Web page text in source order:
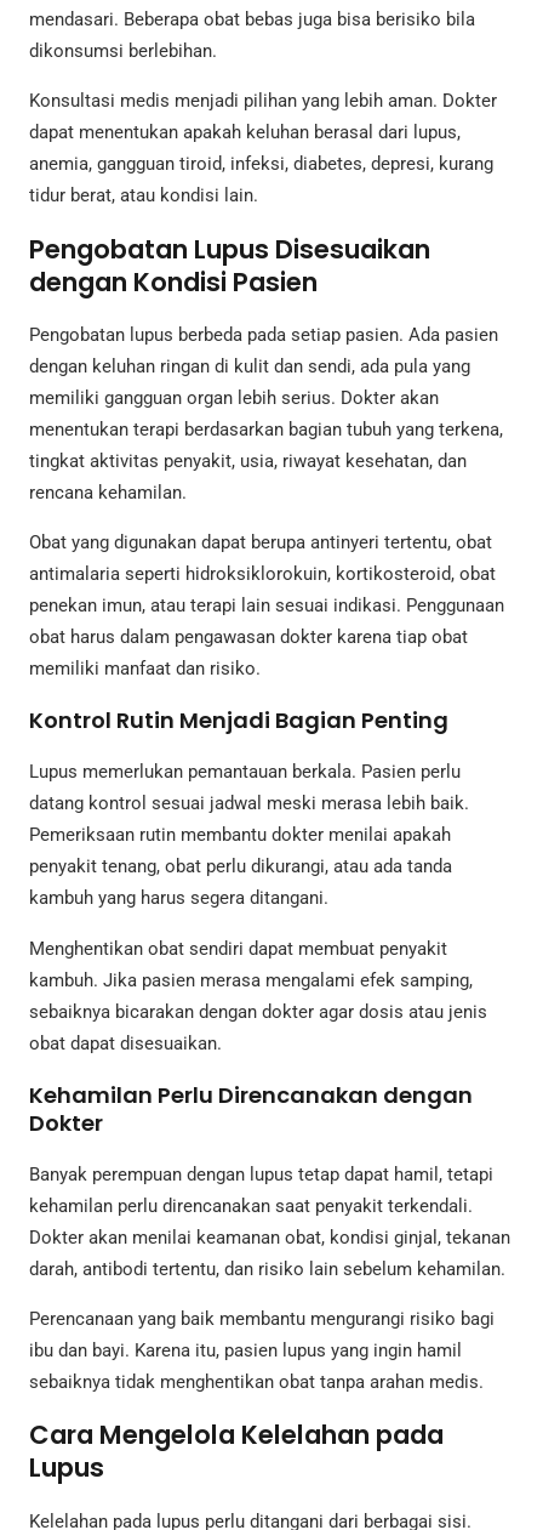
mendasari. Beberapa obat bebas juga bisa berisiko bila
dikonsumsi berlebihan.
Konsultasi medis menjadi pilihan yang lebih aman. Dokter
dapat menentukan apakah keluhan berasal dari lupus,
anemia, gangguan tiroid, infeksi, diabetes, depresi, kurang
tidur berat, atau kondisi lain.
Pengobatan Lupus Disesuaikan
dengan Kondisi Pasien
Pengobatan lupus berbeda pada setiap pasien. Ada pasien
dengan keluhan ringan di kulit dan sendi, ada pula yang
memiliki gangguan organ lebih serius. Dokter akan
menentukan terapi berdasarkan bagian tubuh yang terkena,
tingkat aktivitas penyakit, usia, riwayat kesehatan, dan
rencana kehamilan.
Obat yang digunakan dapat berupa antinyeri tertentu, obat
antimalaria seperti hidroksiklorokuin, kortikosteroid, obat
penekan imun, atau terapi lain sesuai indikasi. Penggunaan
obat harus dalam pengawasan dokter karena tiap obat
memiliki manfaat dan risiko.
Kontrol Rutin Menjadi Bagian Penting
Lupus memerlukan pemantauan berkala. Pasien perlu
datang kontrol sesuai jadwal meski merasa lebih baik.
Pemeriksaan rutin membantu dokter menilai apakah
penyakit tenang, obat perlu dikurangi, atau ada tanda
kambuh yang harus segera ditangani.
Menghentikan obat sendiri dapat membuat penyakit
kambuh. Jika pasien merasa mengalami efek samping,
sebaiknya bicarakan dengan dokter agar dosis atau jenis
obat dapat disesuaikan.
Kehamilan Perlu Direncanakan dengan
Dokter
Banyak perempuan dengan lupus tetap dapat hamil, tetapi
kehamilan perlu direncanakan saat penyakit terkendali.
Dokter akan menilai keamanan obat, kondisi ginjal, tekanan
darah, antibodi tertentu, dan risiko lain sebelum kehamilan.
Perencanaan yang baik membantu mengurangi risiko bagi
ibu dan bayi. Karena itu, pasien lupus yang ingin hamil
sebaiknya tidak menghentikan obat tanpa arahan medis.
Cara Mengelola Kelelahan pada
Lupus
Kelelahan pada lupus perlu ditangani dari berbagai sisi.